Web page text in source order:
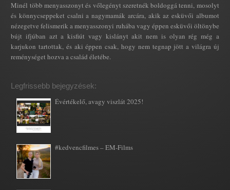
Minél több menyasszonyt és vőlegényt szeretnék boldoggá tenni, mosolyt
és könnycseppeket csalni a nagymamák arcára, akik az esküvői albumot
nézegetve felismerik a menyasszonyi ruhába vagy éppen esküvői öltönybe
bújt ifjúban azt a kisfiút vagy kislányt akit nem is olyan rég még a
karjukon tartottak, és aki éppen csak, hogy nem tegnap jött a világra új
reménységet hozva a család életébe.
Legfrissebb bejegyzések:
Évértékelő, avagy viszlát 2025!
#kedvencfilmes – EM-Films